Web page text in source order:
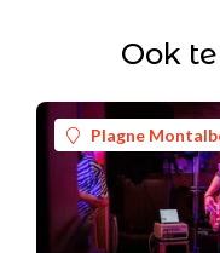
Ook
Plagne